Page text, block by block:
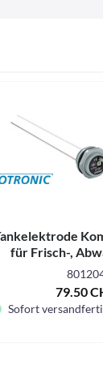
für Frisch-,
79.50
Sofort